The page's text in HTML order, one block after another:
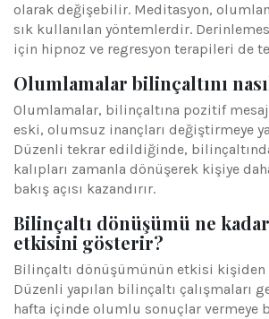
olarak değişebilir. Meditasyon,
sık kullanılan yöntemlerdir.
için hipnoz ve regresyon terapileri de
Olumlamalar bilinçaltını
Olumlamalar, bilinçaltına pozitif
eski, olumsuz inançları değiştirmeye
Düzenli tekrar edildiğinde,
kalıpları zamanla dönüşerek kişiye
bakış açısı kazandırır.
Bilinçaltı dönüşümü ne
etkisini gösterir?
Bilinçaltı dönüşümünün etkisi kişiden
Düzenli yapılan bilinçaltı çalışmaları
hafta içinde olumlu sonuçlar vermeye